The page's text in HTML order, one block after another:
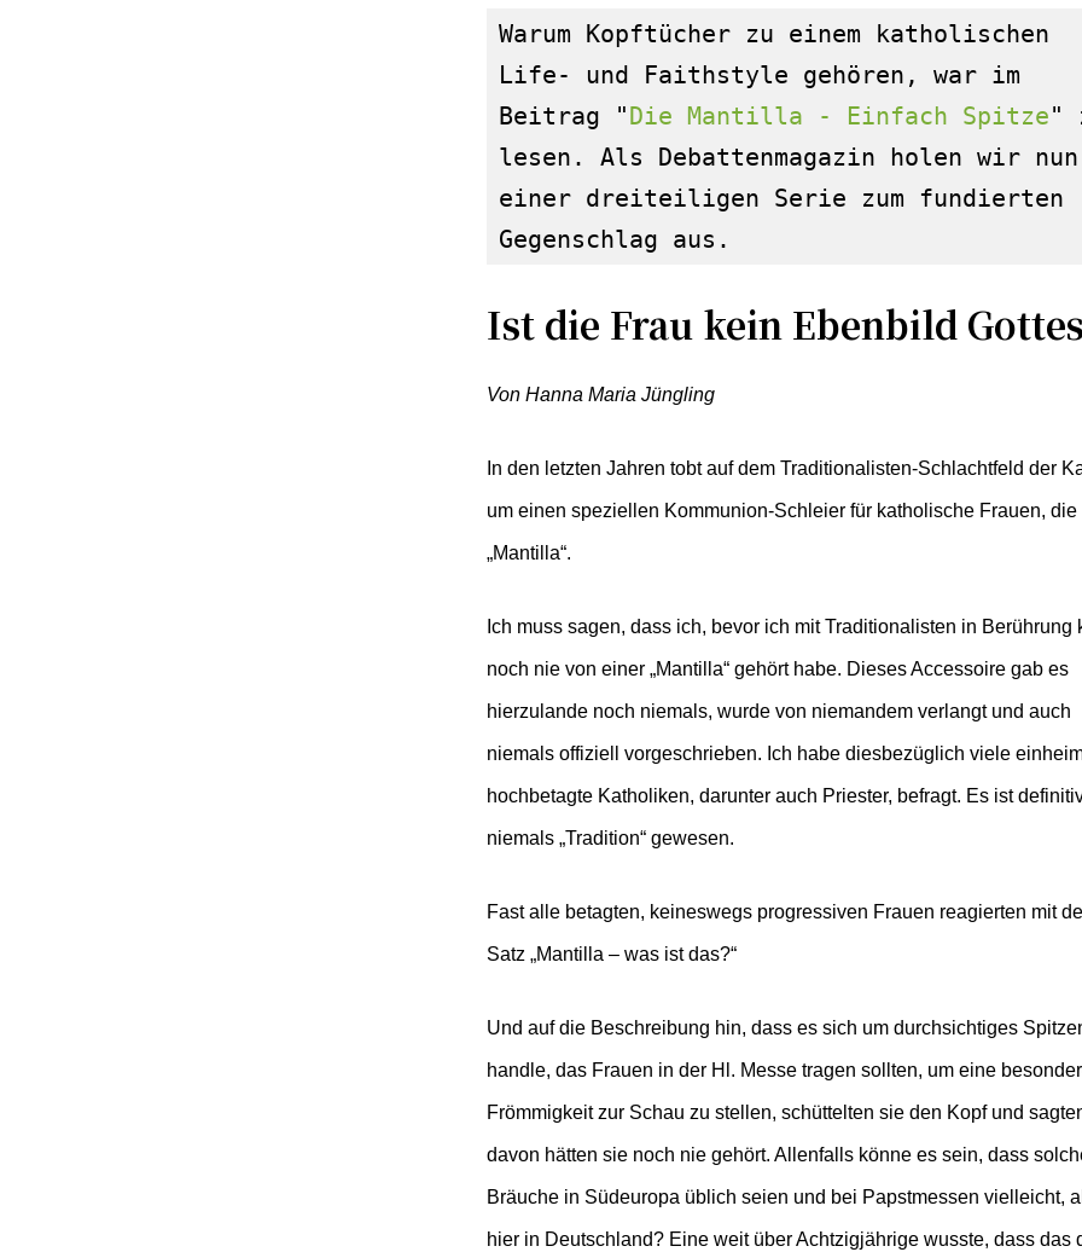
Warum Kopftücher zu einem katholischen
Life- und Faithstyle gehören, war im
Beitrag "Die Mantilla - Einfach Spitze"
lesen. Als Debattenmagazin holen wir
einer dreiteiligen Serie zum fundierten
Gegenschlag aus.
Ist die Frau kein Ebenbild
Von Hanna Maria Jüngling
In den letzten Jahren tobt auf dem Traditionalisten-Schlachtfeld der
um einen speziellen Kommunion-Schleier für katholische Frauen, die
„Mantilla“.
Ich muss sagen, dass ich, bevor ich mit Traditionalisten in Berührung
noch nie von einer „Mantilla“ gehört habe. Dieses Accessoire gab es
hierzulande noch niemals, wurde von niemandem verlangt und auch
niemals offiziell vorgeschrieben. Ich habe diesbezüglich viele
hochbetagte Katholiken, darunter auch Priester, befragt. Es ist
niemals „Tradition“ gewesen.
Fast alle betagten, keineswegs progressiven Frauen reagierten mit
Satz „Mantilla – was ist das?“
Und auf die Beschreibung hin, dass es sich um durchsichtiges
handle, das Frauen in der Hl. Messe tragen sollten, um eine
Frömmigkeit zur Schau zu stellen, schüttelten sie den Kopf und
davon hätten sie noch nie gehört. Allenfalls könne es sein, dass
Bräuche in Südeuropa üblich seien und bei Papstmessen vielleicht,
hier in Deutschland? Eine weit über Achtzigjährige wusste, dass das